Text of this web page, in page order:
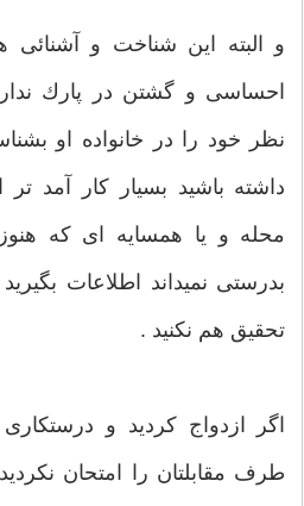
و البته این شناخت و آشنائی
احساسی و گشتن در پارك
نظر خود را در خانواده او
داشته باشید بسیار كار آمد
محله و یا همسایه ای كه هنوز
بدرستی نمیداند اطلاعات
تحقیق هم نكنید .
اگر ازدواج كردید و
طرف مقابلتان را امتحان